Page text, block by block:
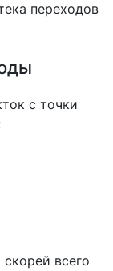
переходов
с точки
всего